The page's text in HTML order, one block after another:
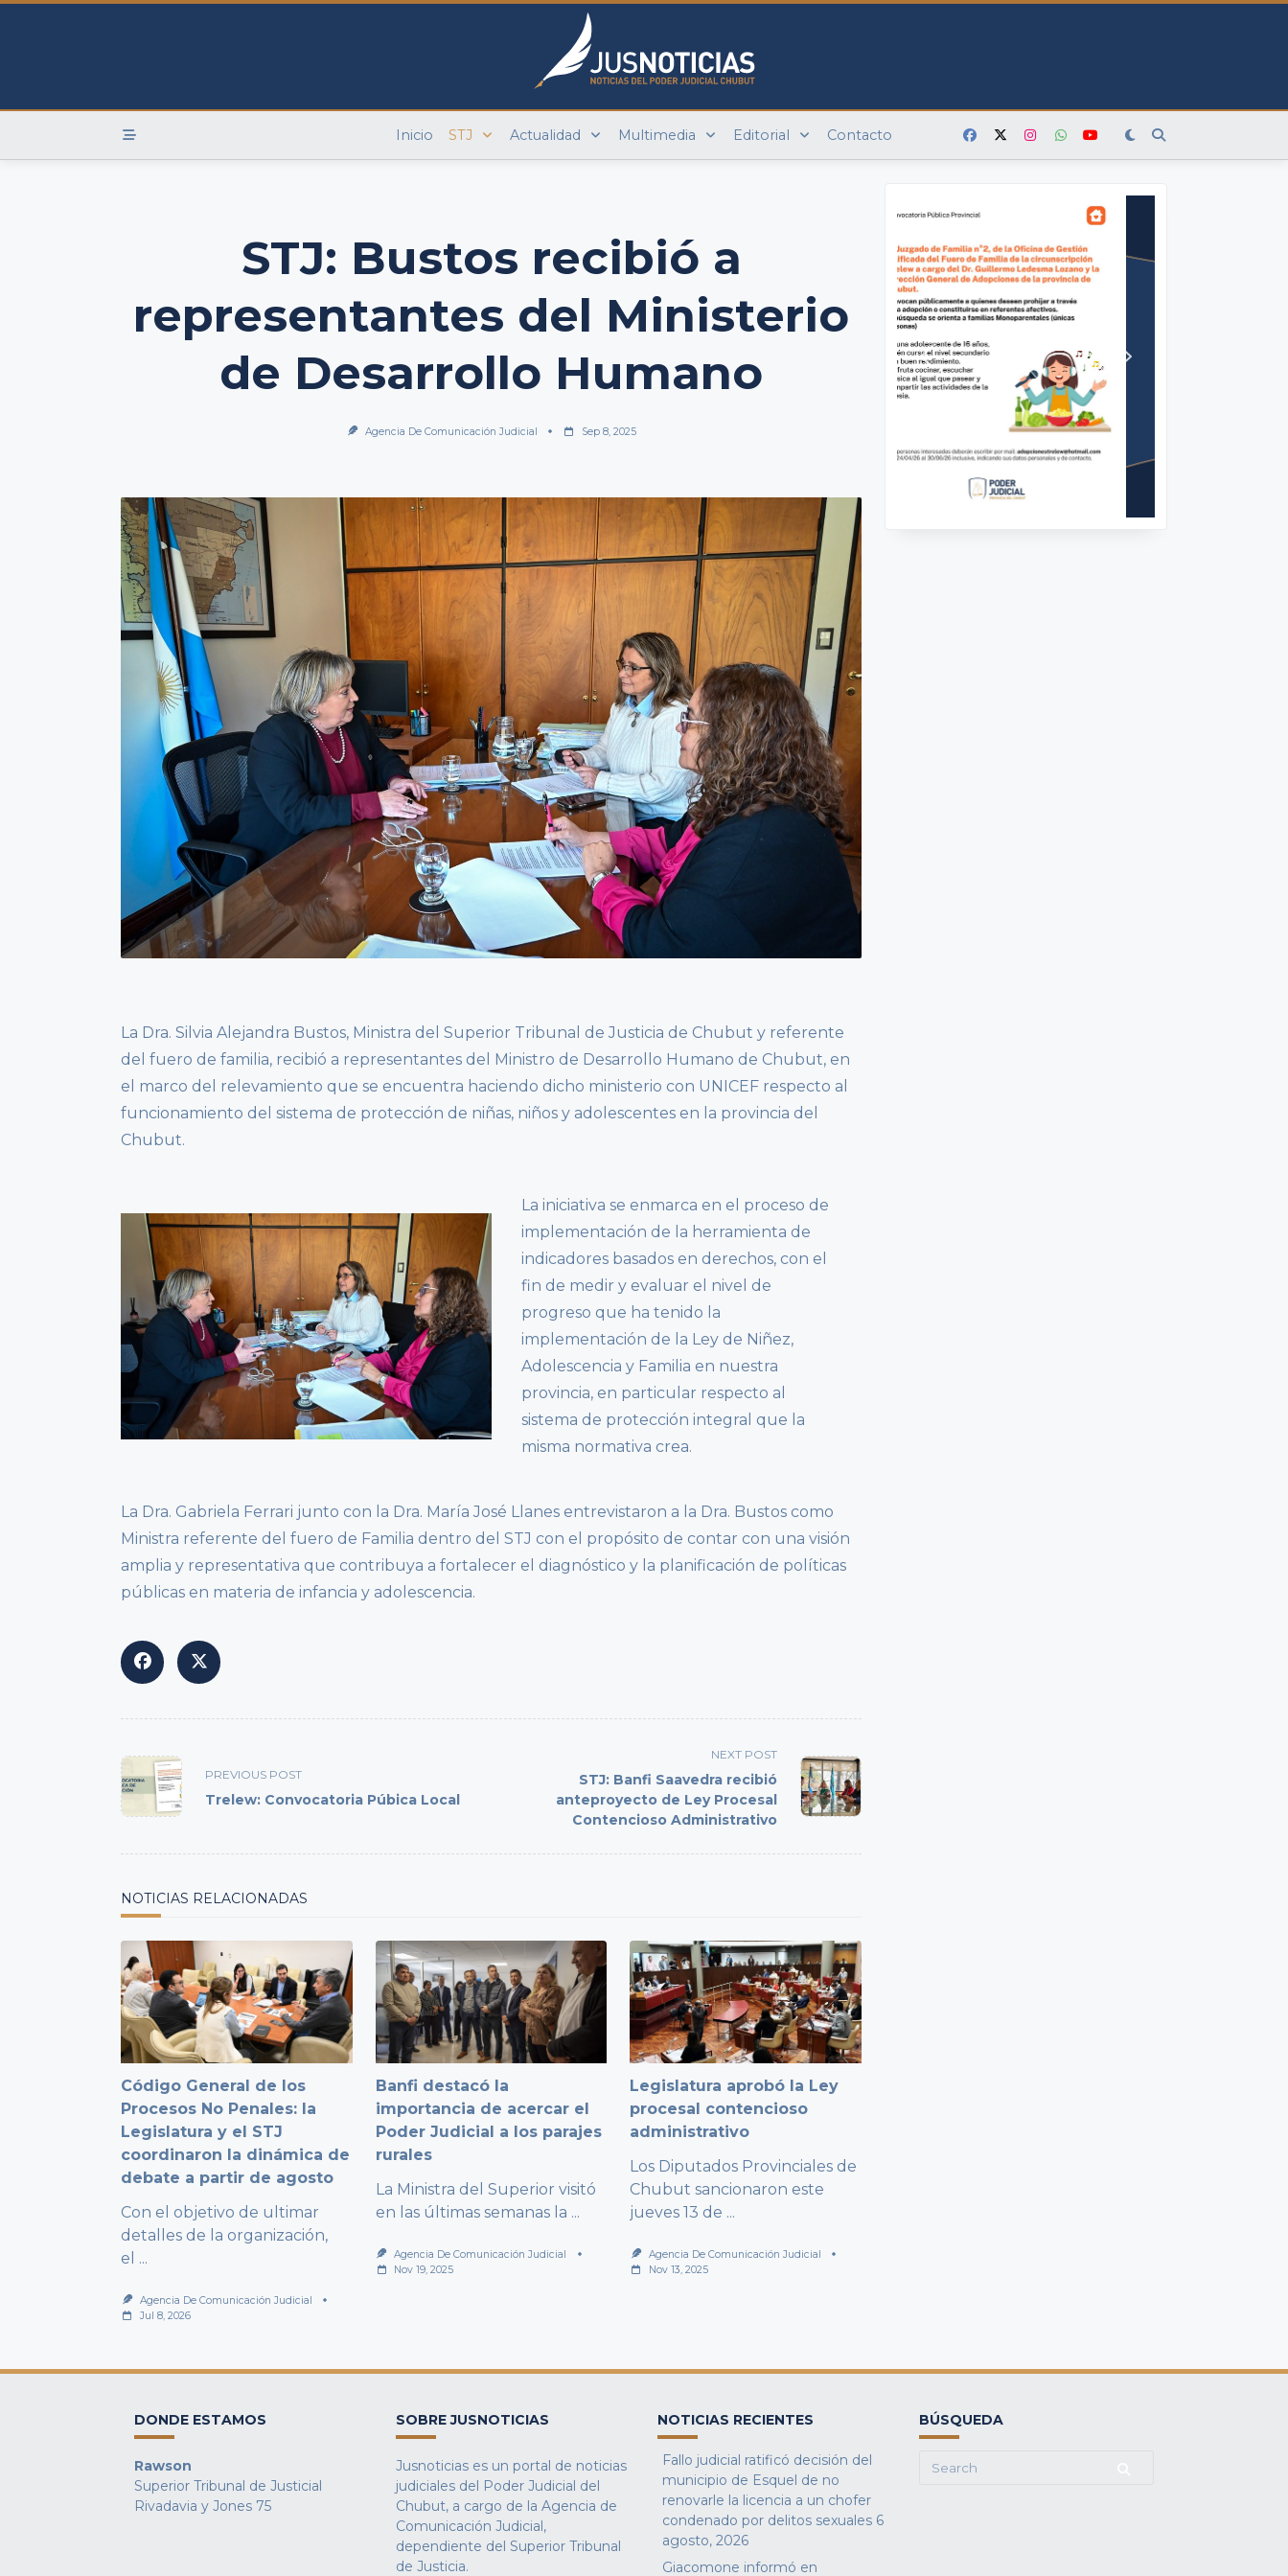
Skip
Inicio STJ Actualidad Multimedia Editorial Contacto
STJ: Bustos recibió a
representantes del Ministerio
de Desarrollo Humano
Agencia De Comunicación Judicial Sep 8, 2025
La Dra. Silvia Alejandra Bustos, Ministra del Superior Tribunal de Justicia de Chubut y referente
del fuero de familia, recibió a representantes del Ministro de Desarrollo Humano de Chubut, en
el marco del relevamiento que se encuentra haciendo dicho ministerio con UNICEF respecto al
funcionamiento del sistema de protección de niñas, niños y adolescentes en la provincia del
Chubut.
La iniciativa se enmarca en el proceso de
implementación de la herramienta de
indicadores basados en derechos, con el
fin de medir y evaluar el nivel de
progreso que ha tenido la
implementación de la Ley de Niñez,
Adolescencia y Familia en nuestra
provincia, en particular respecto al
sistema de protección integral que la
misma normativa crea.
La Dra. Gabriela Ferrari junto con la Dra. María José Llanes entrevistaron a la Dra. Bustos como
Ministra referente del fuero de Familia dentro del STJ con el propósito de contar con una visión
amplia y representativa que contribuya a fortalecer el diagnóstico y la planificación de políticas
públicas en materia de infancia y adolescencia.
<span
class="nav-
subtitle
screen-
PREVIOUS POST
Trelew: Convocatoria Púbica Local
NEXT POST
STJ: Banfi Saavedra recibió
anteproyecto de Ley Procesal
Contencioso Administrativo
NOTICIAS RELACIONADAS
Código General de los
Procesos No Penales: la
Legislatura y el STJ
coordinaron la dinámica de
debate a partir de agosto
Con el objetivo de ultimar
detalles de la organización,
el ...
Agencia De Comunicación Judicial
Jul 8, 2026
Banfi destacó la
importancia de acercar el
Poder Judicial a los parajes
rurales
La Ministra del Superior visitó
en las últimas semanas la ...
Agencia De Comunicación Judicial
Nov 19, 2025
Legislatura aprobó la Ley
procesal contencioso
administrativo
Los Diputados Provinciales de
Chubut sancionaron este
jueves 13 de ...
Agencia De Comunicación Judicial
Nov 13, 2025
DONDE ESTAMOS
Rawson
Superior Tribunal de Justicial
Rivadavia y Jones 75
SOBRE JUSNOTICIAS
Jusnoticias es un portal de noticias
judiciales del Poder Judicial del
Chubut, a cargo de la Agencia de
Comunicación Judicial,
dependiente del Superior Tribunal
de Justicia.
NOTICIAS RECIENTES
Fallo judicial ratificó decisión del
municipio de Esquel de no
renovarle la licencia a un chofer
condenado por delitos sexuales 6
agosto, 2026
Giacomone informó en
BÚSQUEDA
Search